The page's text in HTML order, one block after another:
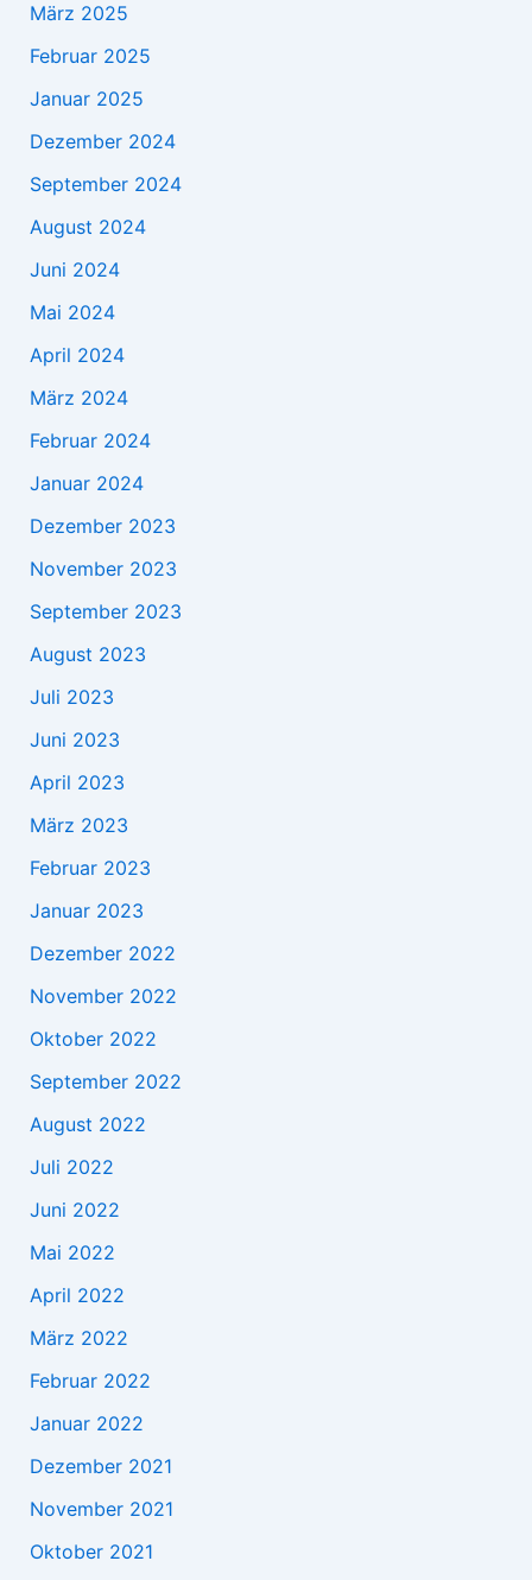
März 2025
Februar 2025
Januar 2025
Dezember 2024
September 2024
August 2024
Juni 2024
Mai 2024
April 2024
März 2024
Februar 2024
Januar 2024
Dezember 2023
November 2023
September 2023
August 2023
Juli 2023
Juni 2023
April 2023
März 2023
Februar 2023
Januar 2023
Dezember 2022
November 2022
Oktober 2022
September 2022
August 2022
Juli 2022
Juni 2022
Mai 2022
April 2022
März 2022
Februar 2022
Januar 2022
Dezember 2021
November 2021
Oktober 2021